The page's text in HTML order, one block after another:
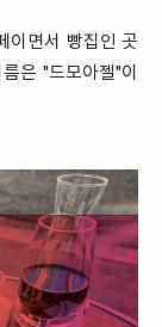
이면서 빵집인 곳
은 "드모아젤"이